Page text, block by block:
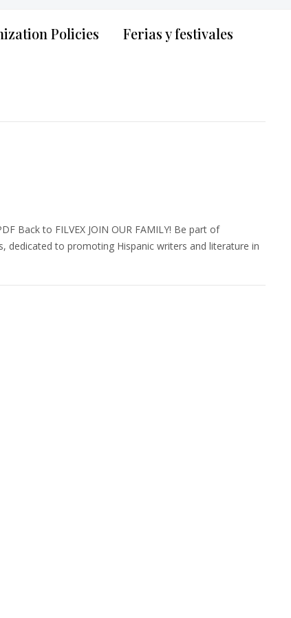
Policies Ferias y festivales
Back to FILVEX JOIN OUR FAMILY! Be part of
dedicated to promoting Hispanic writers and literature in